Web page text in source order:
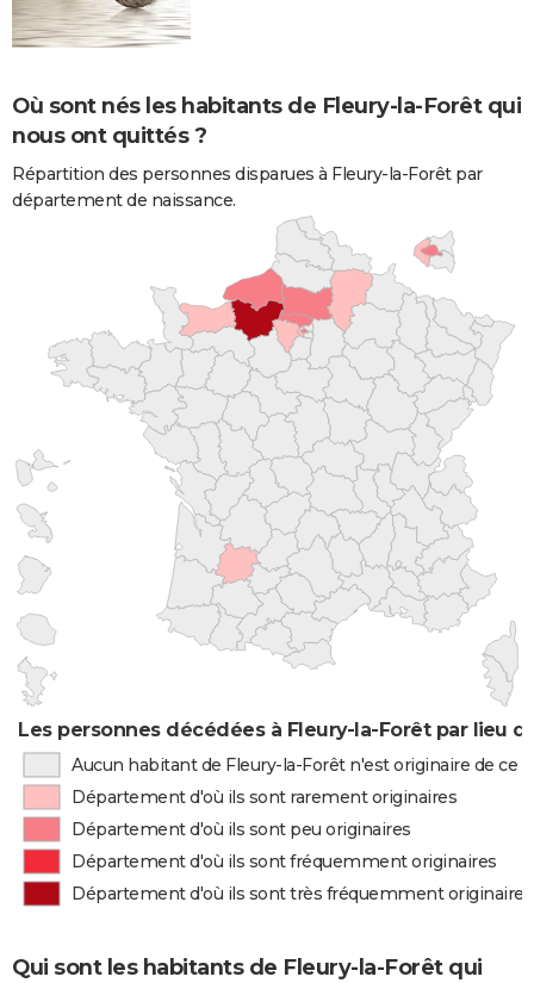
Où sont nés les habitants de Fleury-la-Forêt qui
nous ont quittés ?
Répartition des personnes disparues à Fleury-la-Forêt par
département de naissance.
Les personnes décédées à Fleury-la-Forêt par lieu
Aucun habitant de Fleury-la-Forêt n'est originaire de ce
Département d'où ils sont rarement originaires
Département d'où ils sont peu originaires
Département d'où ils sont fréquemment originaires
Département d'où ils sont très fréquemment originaires
Qui sont les habitants de Fleury-la-Forêt qui